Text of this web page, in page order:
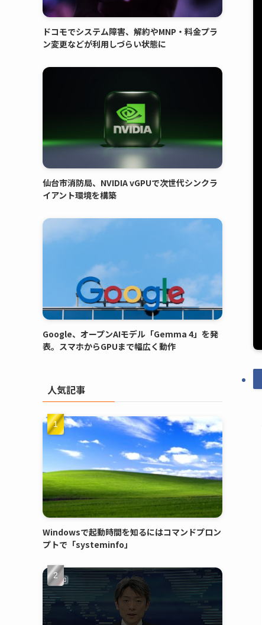
ドコモでシステム障害、解約やMNP・料金プラ
ン変更などが利用しづらい状態に
仙台市消防局、NVIDIA vGPUで次世代シンクラ
イアント環境を構築
Google、オープンAIモデル「Gemma 4」を発
表。スマホからGPUまで幅広く動作
人気記事
Windowsで起動時間を知るにはコマンドプロン
プトで「systeminfo」